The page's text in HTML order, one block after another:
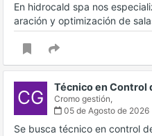
En hidrocald spa nos
aración y optimización de
CG Técnico en Control
Cromo gestión,
05 de Agosto de 2026
Se busca técnico en control